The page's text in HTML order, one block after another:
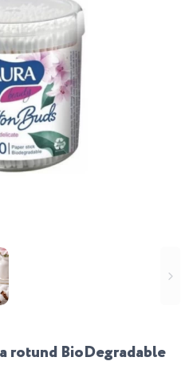
rotund BioDegradable